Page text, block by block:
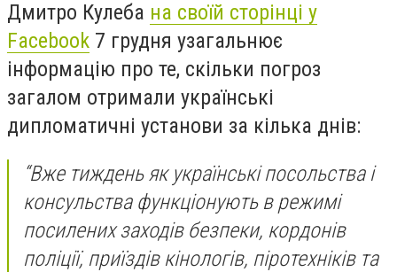
Дмитро Кулеба на своїй сторінці у
Facebook 7 грудня узагальнює
інформацію про те, скільки погроз
загалом отримали українські
дипломатичні установи за кілька днів:
“Вже тиждень як українські посольства і
консульства функціонують в режимі
посилених заходів безпеки, кордонів
поліції, приїздів кінологів, піротехніків та